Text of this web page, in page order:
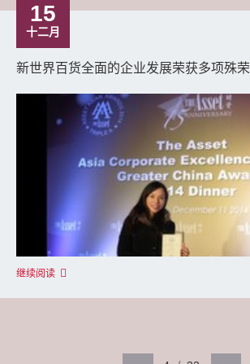
15
十二月
新世界百货全面的企业发展荣获多项殊荣
继续阅读